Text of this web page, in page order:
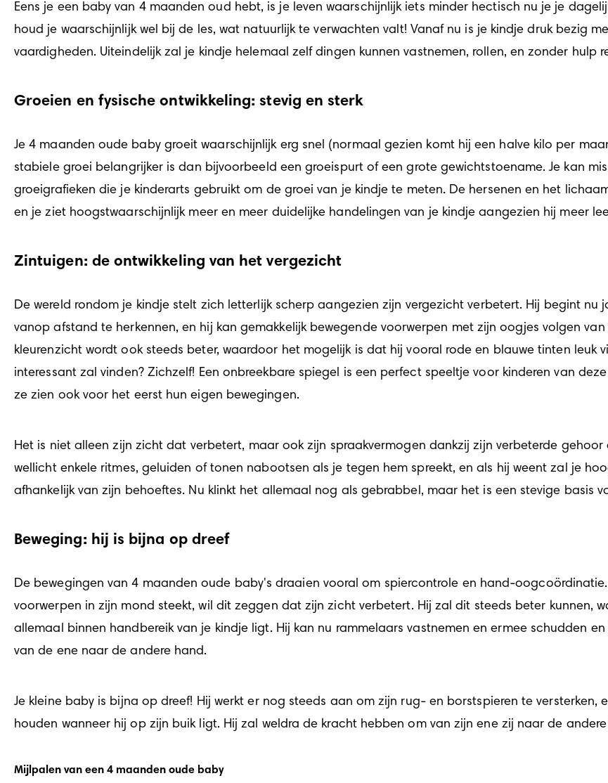
Eens je een baby van 4 maanden oud hebt, is je leven waarschijnlijk iets minder hectisch nu je je
houd je waarschijnlijk wel bij de les, wat natuurlijk te verwachten valt! Vanaf nu is je kindje druk bezig
vaardigheden. Uiteindelijk zal je kindje helemaal zelf dingen kunnen vastnemen, rollen, en zonder hulp
Groeien en fysische ontwikkeling: stevig en sterk
Je 4 maanden oude baby groeit waarschijnlijk erg snel (normaal gezien komt hij een halve kilo per
stabiele groei belangrijker is dan bijvoorbeeld een groeispurt of een grote gewichtstoename. Je kan
groeigrafieken die je kinderarts gebruikt om de groei van je kindje te meten. De hersenen en het
en je ziet hoogstwaarschijnlijk meer en meer duidelijke handelingen van je kindje aangezien hij meer
Zintuigen: de ontwikkeling van het vergezicht
De wereld rondom je kindje stelt zich letterlijk scherp aangezien zijn vergezicht verbetert. Hij begint
vanop afstand te herkennen, en hij kan gemakkelijk bewegende voorwerpen met zijn oogjes volgen
kleurenzicht wordt ook steeds beter, waardoor het mogelijk is dat hij vooral rode en blauwe tinten leuk
interessant zal vinden? Zichzelf! Een onbreekbare spiegel is een perfect speeltje voor kinderen van
ze zien ook voor het eerst hun eigen bewegingen.
Het is niet alleen zijn zicht dat verbetert, maar ook zijn spraakvermogen dankzij zijn verbeterde gehoor
wellicht enkele ritmes, geluiden of tonen nabootsen als je tegen hem spreekt, en als hij weent zal je
afhankelijk van zijn behoeftes. Nu klinkt het allemaal nog als gebrabbel, maar het is een stevige basis
Beweging: hij is bijna op dreef
De bewegingen van 4 maanden oude baby's draaien vooral om spiercontrole en hand-
voorwerpen in zijn mond steekt, wil dit zeggen dat zijn zicht verbetert. Hij zal dit steeds beter kunnen,
allemaal binnen handbereik van je kindje ligt. Hij kan nu rammelaars vastnemen en ermee schudden
van de ene naar de andere hand.
Je kleine baby is bijna op dreef! Hij werkt er nog steeds aan om zijn rug- en borstspieren te
houden wanneer hij op zijn buik ligt. Hij zal weldra de kracht hebben om van zijn ene zij naar de
Mijlpalen van een 4 maanden oude baby